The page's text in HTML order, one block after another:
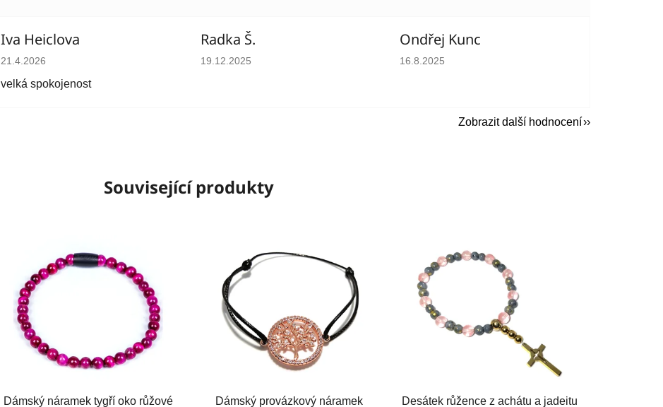
Iva Heiclova
Hodnocení obchodu je 5 z 5 hvězdiček.
21.4.2026
velká spokojenost
Radka Š.
Hodnocení obchodu je 5 z 5 hvězdiček.
19.12.2025
Ondřej Kunc
Hodnocení obchodu je 5 z 5 hvězdiček.
16.8.2025
Zobrazit další hodnocení
Související produkty
Dámský náramek tygří oko růžové
Dámský provázkový náramek
Desátek růžence z achátu a jadeitu